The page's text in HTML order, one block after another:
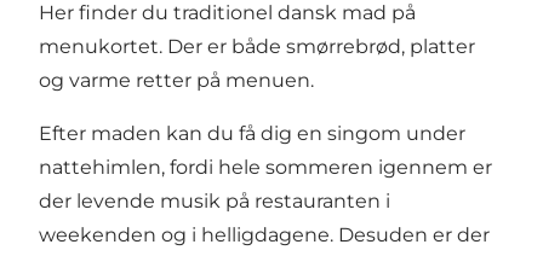
Her finder du traditionel dansk mad på
menukortet. Der er både smørrebrød, platter
og varme retter på menuen.
Efter maden kan du få dig en singom under
nattehimlen, fordi hele sommeren igennem er
der levende musik på restauranten i
weekenden og i helligdagene. Desuden er der